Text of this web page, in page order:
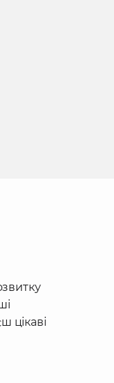
цікаві